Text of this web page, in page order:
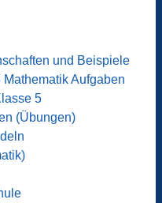
und Beispiele
Aufgaben
5
(Übungen)